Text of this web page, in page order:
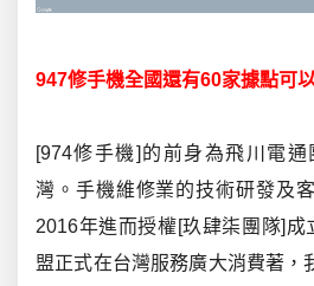
947修手機全國還有60家據點可
[974修手機]的前身為飛川電
灣。手機維修業的技術研發及
2016年進而授權[玖肆柒團隊]成
盟正式在台灣服務廣大消費著，